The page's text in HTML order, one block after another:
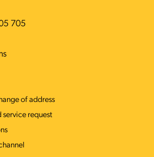
705
of address
service request